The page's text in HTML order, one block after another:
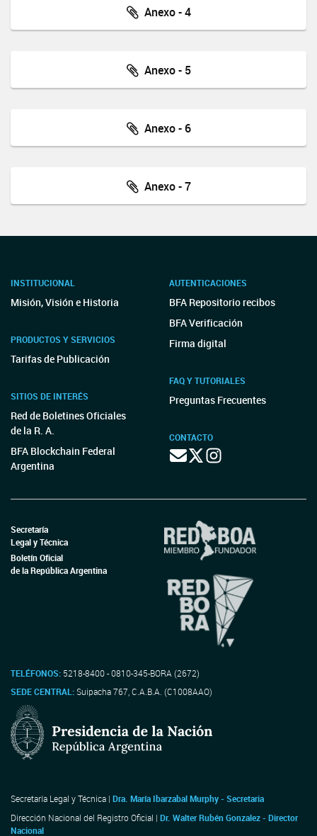
Anexo - 4
Anexo - 5
Anexo - 6
Anexo - 7
INSTITUCIONAL
Misión, Visión e Historia
PRODUCTOS Y SERVICIOS
Tarifas de Publicación
SITIOS DE INTERÉS
Red de Boletines Oficiales
de la R. A.
BFA Blockchain Federal
Argentina
AUTENTICACIONES
BFA Repositorio recibos
BFA Verificación
Firma digital
FAQ Y TUTORIALES
Preguntas Frecuentes
CONTACTO
Secretaría
Legal y Técnica
Boletín Oficial
de la República Argentina
TELÉFONOS: 5218-8400 - 0810-345-BORA (2672)
SEDE CENTRAL:Suipacha 767, C.A.B.A. (C1008AAO)
Secretaría Legal y Técnica | Dra. María Ibarzabal Murphy - Secretaria
Dirección Nacional del Registro Oficial | Dr. Walter Rubén Gonzalez - Director
Nacional